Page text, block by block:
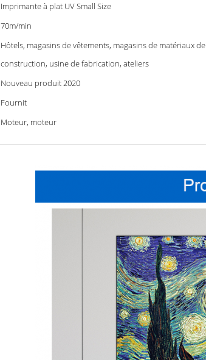
Imprimante à plat UV Small Size
70m/min
Hôtels, magasins de vêtements, magasins de matériaux de
construction, usine de fabrication, ateliers
Nouveau produit 2020
Fournit
Moteur, moteur